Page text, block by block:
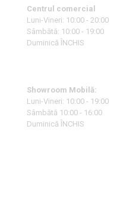
Centrul comercial
Luni-Vineri: 10:00 - 20:00
Sâmbătă: 10:00 - 19:00
Duminică ÎNCHIS
Showroom Mobilă:
Luni-Vineri: 10:00 - 19:00
Sâmbătă 10:00 - 16:00
Duminică ÎNCHIS